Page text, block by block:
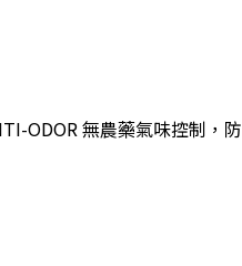
ODOR 無農藥氣味控制，